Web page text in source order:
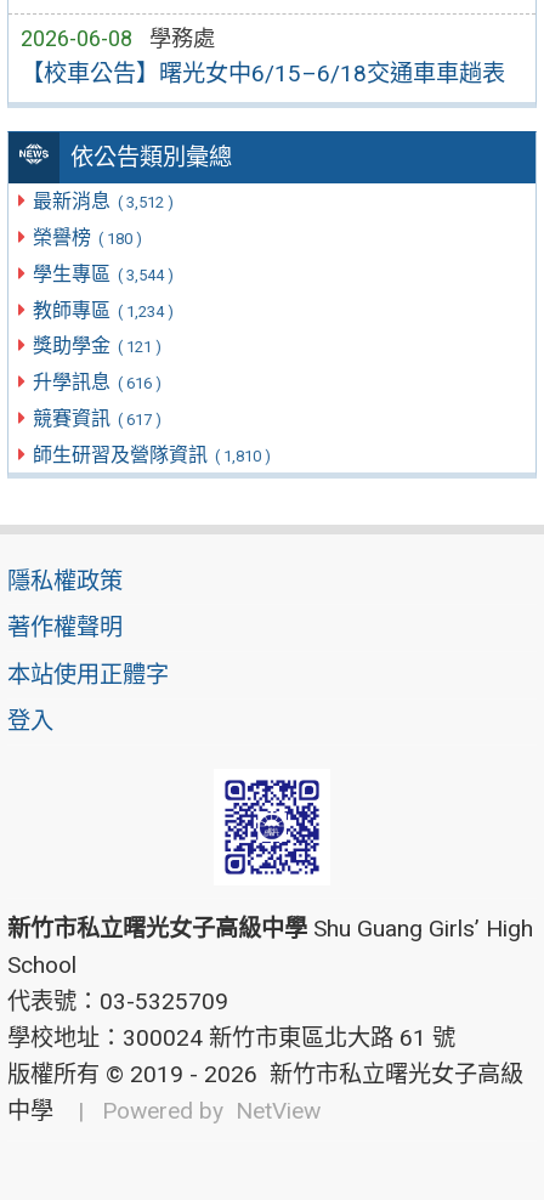
2026-06-08 學務處
【校車公告】曙光女中6/15–6/18交通車車趟表
依公告類別彙總
最新消息 ( 3,512 )
榮譽榜 ( 180 )
學生專區 ( 3,544 )
教師專區 ( 1,234 )
獎助學金 ( 121 )
升學訊息 ( 616 )
競賽資訊 ( 617 )
師生研習及營隊資訊 ( 1,810 )
隱私權政策
著作權聲明
本站使用正體字
登入
新竹市私立曙光女子高級中學 Shu Guang Girls’ High
School
代表號：03-5325709
學校地址：300024 新竹市東區北大路 61 號
版權所有 © 2019 - 2026 新竹市私立曙光女子高級
中學
| Powered by NetView